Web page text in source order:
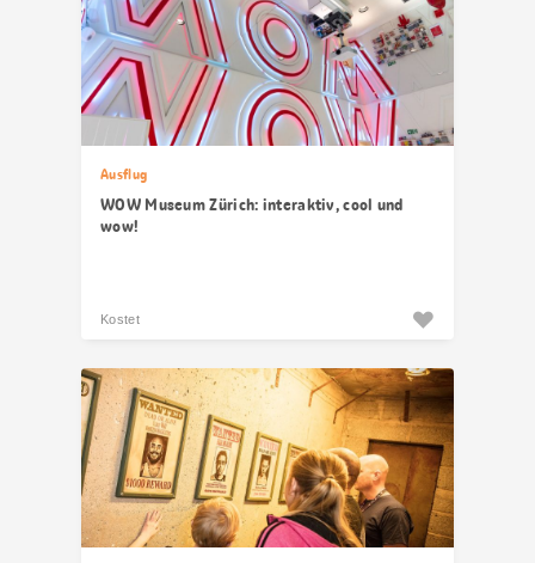
Ausflug
WOW Museum Zürich: interaktiv, cool und
wow!
Kostet